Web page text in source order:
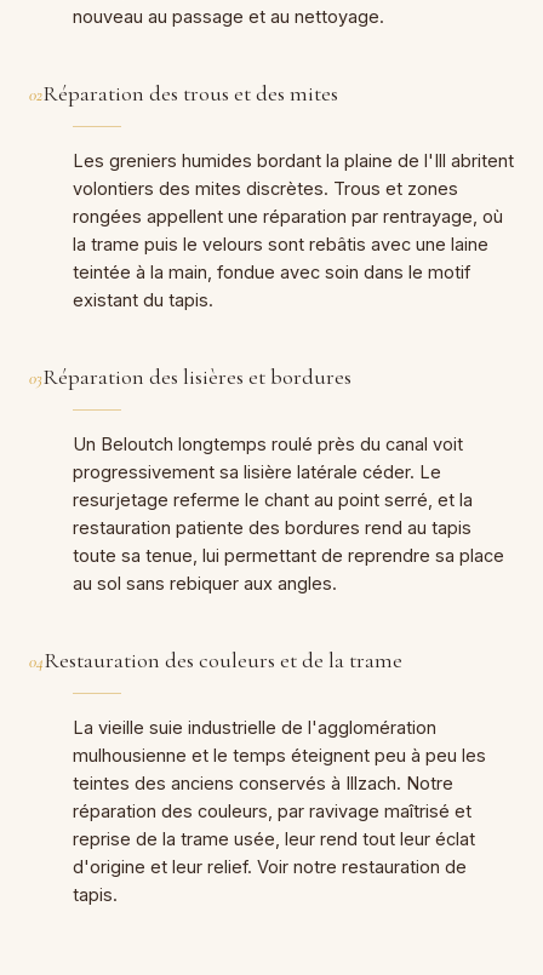
nouveau au passage et au nettoyage.
02Réparation des trous et des mites
Les greniers humides bordant la plaine de l'Ill abritent
volontiers des mites discrètes. Trous et zones
rongées appellent une réparation par rentrayage, où
la trame puis le velours sont rebâtis avec une laine
teintée à la main, fondue avec soin dans le motif
existant du tapis.
03Réparation des lisières et bordures
Un Beloutch longtemps roulé près du canal voit
progressivement sa lisière latérale céder. Le
resurjetage referme le chant au point serré, et la
restauration patiente des bordures rend au tapis
toute sa tenue, lui permettant de reprendre sa place
au sol sans rebiquer aux angles.
04Restauration des couleurs et de la trame
La vieille suie industrielle de l'agglomération
mulhousienne et le temps éteignent peu à peu les
teintes des anciens conservés à Illzach. Notre
réparation des couleurs, par ravivage maîtrisé et
reprise de la trame usée, leur rend tout leur éclat
d'origine et leur relief. Voir notre restauration de
tapis.